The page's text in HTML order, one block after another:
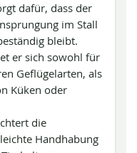
dafür, dass der
im Stall
bleibt.
er sich sowohl für
Geflügelarten, als
Küken oder
die
Handhabung